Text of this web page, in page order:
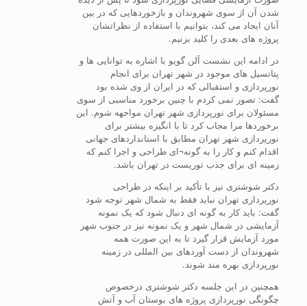
شدن آن از سوی شهروندان و بازخوردهایی که در بین
آنان ایجاد می کند، بتوانیم با استفاده از نظراتشان
پروژه های بعدی را کلید بزنیم.
در ادامه این نشست آلن گویو با اشاره به توانایی ها و
پتانسیل های موجود در شهر تهران برای انجام
نورپردازی و استقبالی که در ایران از وی شده بود
گفت: تصور نمی کردم با چنین برخورد مناسبی از سوی
مسئولان برای نورپردازی شهر تهران مواجهه شوم. این
برخوردها مرا مجاب کرد تا با انگیزه بیشتر برای
نورپردازی شهر تهران مطابق با استانداردهای جهانی
اقدام کنم و کار را به گونه¬ای طراحی و اجرا کنم که
زمینه ای برای جذب توریست در تهران باشد.
دکتر شوشتری نیز با تأکید بر اینکه در طراحی
نورپردازی تهران نباید فقط به شمال شهر توجه شود
گفت: باید کار به گونه ای دنبال شود که یک نمونه
آزمایشی در شمال شهر و یک نمونه نیز در جنوب شهر
مورد آزمایش قرار گیرد تا به این صورت همه
شهروندان از دست آوردهای بین المللی در زمینه
نورپردازی بهره مند شوند.
همچنین در این جلسه دکتر شوشتری درخصوص
چگونگی نورپردازی پروژه های بوستان آب و آتش